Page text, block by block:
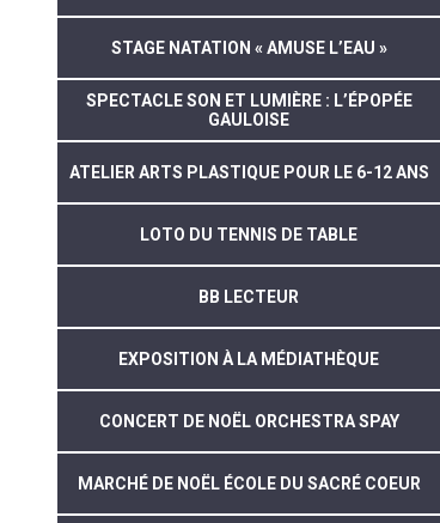
STAGE NATATION « AMUSE L’EAU »
SPECTACLE SON ET LUMIÈRE : L’ÉPOPÉE
GAULOISE
ATELIER ARTS PLASTIQUE POUR LE 6-12 ANS
LOTO DU TENNIS DE TABLE
BB LECTEUR
EXPOSITION À LA MÉDIATHÈQUE
CONCERT DE NOËL ORCHESTRA SPAY
MARCHÉ DE NOËL ÉCOLE DU SACRÉ COEUR